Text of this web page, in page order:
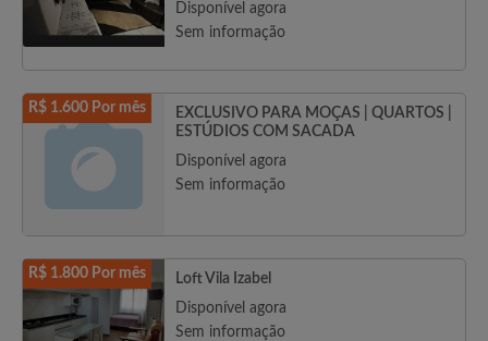
Disponível agora
Sem informação
R$ 1.600 Por mês
EXCLUSIVO PARA MOÇAS | QUARTOS |
ESTÚDIOS COM SACADA
Disponível agora
Sem informação
R$ 1.800 Por mês
Loft Vila Izabel
Disponível agora
Sem informação